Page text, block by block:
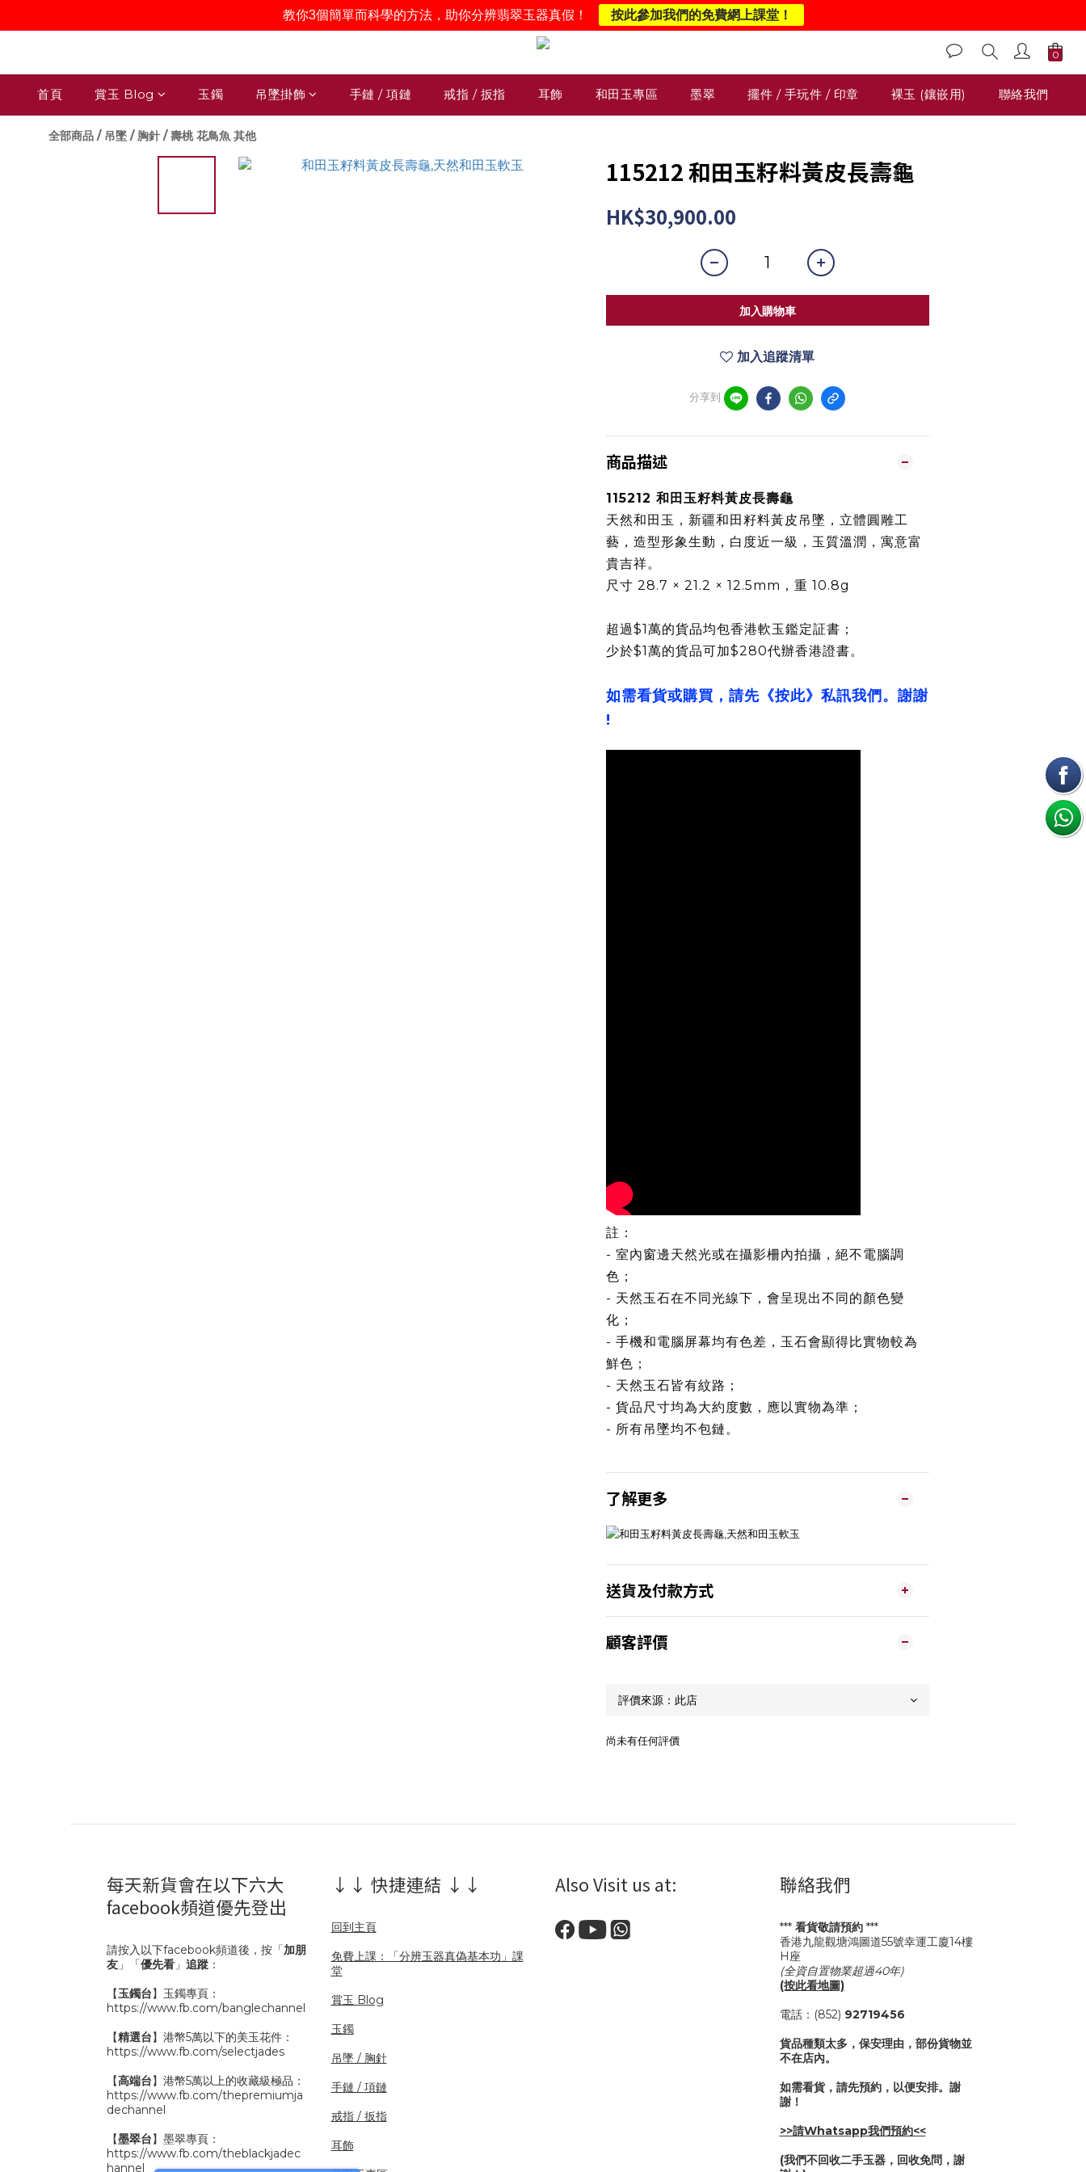
首頁 賞玉 Blog 玉鐲 吊墜掛飾 手鏈 / 項鏈 戒指 / 扳指 耳飾 和田玉專區 墨翠 擺件 / 手玩件 / 印章 裸玉 (鑲嵌用) 聯絡我們
全部商品 / 吊墜 / 胸針 /壽桃 花鳥魚 其他
115212 和田玉籽料黃皮長壽龜
HK$30,900.00
加入購物車
加入追蹤清單
分享到
商品描述
115212 和田玉籽料黃皮長壽龜
天然和田玉，新疆和田籽料黃皮吊墜，立體圓雕工
藝，造型形象生動，白度近一級，玉質溫潤，寓意富
貴吉祥。
尺寸 28.7 × 21.2 × 12.5mm，重 10.8g
超過$1萬的貨品均包香港軟玉鑑定証書；
少於$1萬的貨品可加$280代辦香港證書。
如需看貨或購買，請先《按此》私訊我們。謝謝
!
註：
- 室內窗邊天然光或在攝影柵內拍攝，絕不電腦調
色；
- 天然玉石在不同光線下，會呈現出不同的顏色變
化；
- 手機和電腦屏幕均有色差，玉石會顯得比實物較為
鮮色；
- 天然玉石皆有紋路；
- 貨品尺寸均為大約度數，應以實物為準；
- 所有吊墜均不包鏈。
了解更多
送貨及付款方式
顧客評價
尚未有任何評價
每天新貨會在以下六大
facebook頻道優先登出
請按入以下facebook頻道後，按「加朋
友 」「優先看 」 追蹤 ：
【玉鐲台】玉鐲專頁：
https://www.fb.com/banglechannel
【精選台】港幣5萬以下的美玉花件：
https://www.fb.com/selectjades
【高端台】港幣5萬以上的收藏級極品：
https://www.fb.com/thepremiumja
dechannel
【墨翠台】墨翠專頁：
https://www.fb.com/theblackjadec
hannel
↓↓ 快捷連結 ↓↓
回到主頁
免費上課：「分辨玉器真偽基本功」課
堂
賞玉 Blog
玉鐲
吊墜 / 胸針
手鏈 / 項鏈
戒指 / 扳指
耳飾
Also Visit us at: 聯絡我們
*** 看貨敬請預約***
香港九龍觀塘鴻圖道55號幸運工廈14樓
H座
(全資自置物業超過40年)
(按此看地圖)
電話：(852) 92719456
貨品種類太多，保安理由，部份貨物並
不在店內。
如需看貨，請先預約，以便安排。謝
謝！
>>請Whatsapp我們預約<<
(我們不回收二手玉器，回收免問，謝
教你3個簡單而科學的方法，助你分辨翡翠玉器真假！ 按此參加我們的免費網上課堂！